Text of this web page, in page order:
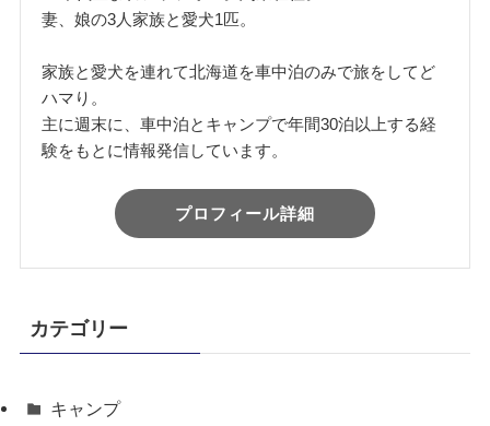
妻、娘の3人家族と愛犬1匹。
家族と愛犬を連れて北海道を車中泊のみで旅をしてど
ハマり。
主に週末に、車中泊とキャンプで年間30泊以上する経
験をもとに情報発信しています。
プロフィール詳細
カテゴリー
キャンプ